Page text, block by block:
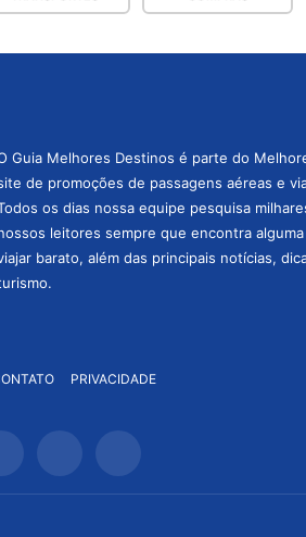
Guia Melhores Destinos é parte do
de promoções de passagens aéreas e
os dias nossa equipe pesquisa
leitores sempre que encontra
barato, além das principais notícias,
PRIVACIDADE